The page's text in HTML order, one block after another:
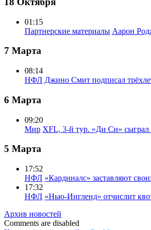
01:15
Партнерские материалы Аарон
7 Марта
08:14
НФЛ Джино Смит подписал
6 Марта
09:20
Мир XFL, 3-й тур. «Ди Си» сыграл
5 Марта
17:52
НФЛ «Кардиналс» заставляют
17:32
НФЛ «Нью-Ингленд» отчислит
Архив новостей
Comments are disabled